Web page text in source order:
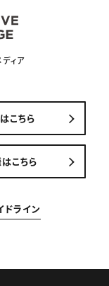
ィア
こちら
こちら
ドライン